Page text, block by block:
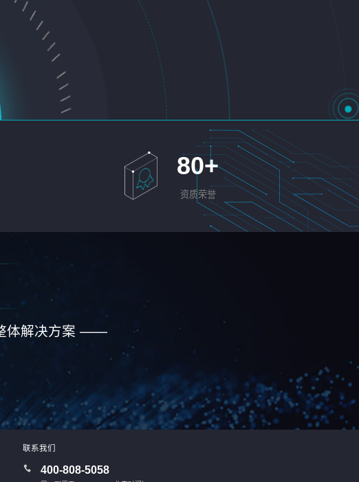
80+
资质荣誉
体解决方案 ——
联系我们
400-808-5058